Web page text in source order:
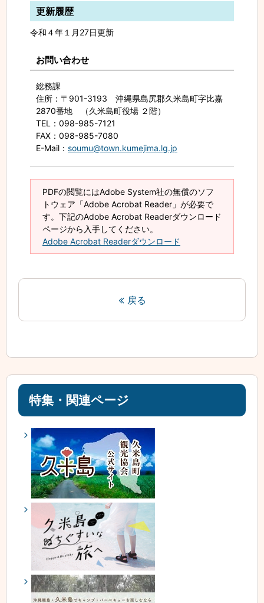
更新履歴
令和４年１月27日更新
お問い合わせ
総務課
住所 ：〒901-3193 沖縄県島尻郡久米島町字比嘉
2870番地 （久米島町役場 ２階）
TEL
：098-985-7121
FAX ：098-985-7080
E-Mail ： soumu@town.kumejima.lg.jp
PDFの閲覧にはAdobe System社の無償のソフ
トウェア「Adobe Acrobat Reader」が必要で
す。下記のAdobe Acrobat Readerダウンロード
ページから入手してください。
Adobe Acrobat Readerダウンロード
戻る
特集・関連ページ